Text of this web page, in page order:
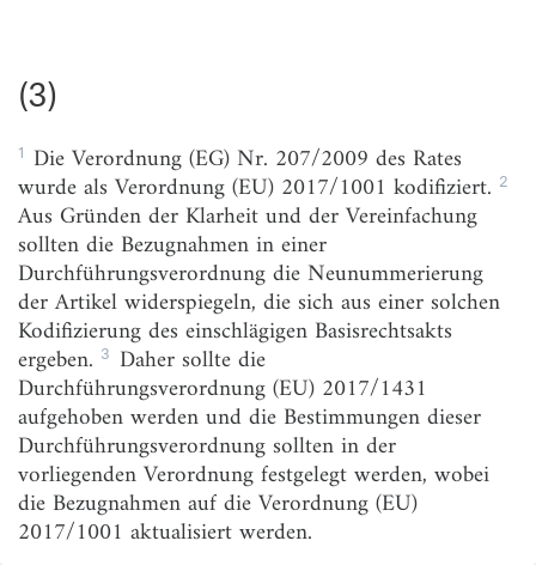
(5)
(6)
(7)
(8)
(9)
(10)
(11)
(12)
(13)
(14)
(15)
(3)
1 Die Verordnung (EG) Nr. 207/2009 des Rates
wurde als Verordnung (EU) 2017/1001 kodifiziert. 2
Aus Gründen der Klarheit und der Vereinfachung
sollten die Bezugnahmen in einer
Durchführungsverordnung die Neunummerierung
der Artikel widerspiegeln, die sich aus einer solchen
Kodifizierung des einschlägigen Basisrechtsakts
ergeben. 3 Daher sollte die
Durchführungsverordnung (EU) 2017/1431
aufgehoben werden und die Bestimmungen dieser
Durchführungsverordnung sollten in der
vorliegenden Verordnung festgelegt werden, wobei
die Bezugnahmen auf die Verordnung (EU)
2017/1001 aktualisiert werden.